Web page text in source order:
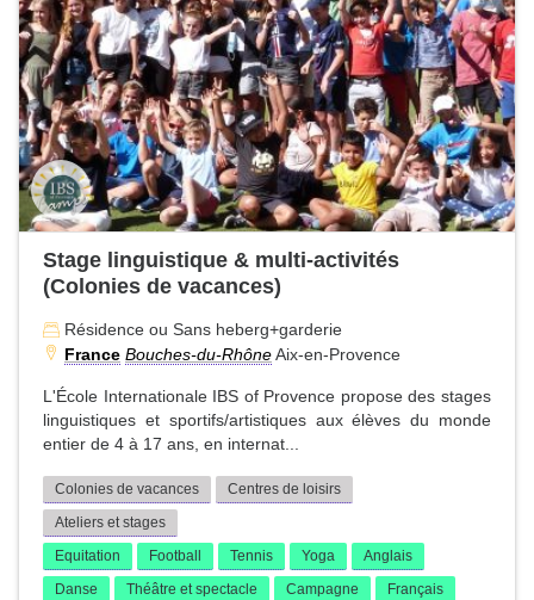
Stage linguistique & multi-activités
(Colonies de vacances)
Résidence ou Sans heberg+garderie
France Bouches-du-RhôneAix-en-Provence
L'École Internationale IBS of Provence propose des stages
linguistiques et sportifs/artistiques aux élèves du monde
entier de 4 à 17 ans, en internat...
Colonies de vacances
Centres de loisirs
Ateliers et stages
Equitation
Football Tennis Yoga
Anglais
Danse
Théâtre et spectacle Campagne
Français